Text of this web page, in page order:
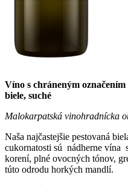
Víno s chráneným
biele, suché
Malokarpatská vinohradnícka
Naša najčastejšie pestovaná
cukornatosti sú nádherne vína
korení, plné ovocných tónov,
túto odrodu horkých mandlí.